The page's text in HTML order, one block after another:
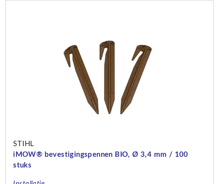
STIHL
iMOW® bevestigingspennen BIO, Ø 3,4 mm / 100
stuks